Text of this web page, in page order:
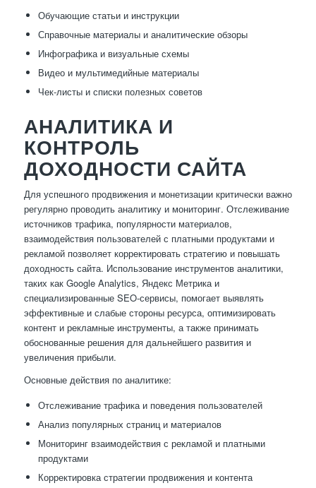
Обучающие статьи и инструкции
Справочные материалы и аналитические обзоры
Инфографика и визуальные схемы
Видео и мультимедийные материалы
Чек-листы и списки полезных советов
АНАЛИТИКА И
КОНТРОЛЬ
ДОХОДНОСТИ САЙТА
Для успешного продвижения и монетизации критически важно
регулярно проводить аналитику и мониторинг. Отслеживание
источников трафика, популярности материалов,
взаимодействия пользователей с платными продуктами и
рекламой позволяет корректировать стратегию и повышать
доходность сайта. Использование инструментов аналитики,
таких как Google Analytics, Яндекс Метрика и
специализированные SEO-сервисы, помогает выявлять
эффективные и слабые стороны ресурса, оптимизировать
контент и рекламные инструменты, а также принимать
обоснованные решения для дальнейшего развития и
увеличения прибыли.
Основные действия по аналитике:
Отслеживание трафика и поведения пользователей
Анализ популярных страниц и материалов
Мониторинг взаимодействия с рекламой и платными
продуктами
Корректировка стратегии продвижения и контента